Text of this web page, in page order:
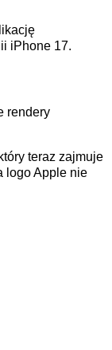
iPhone 17.
rendery
teraz zajmuje
logo Apple nie